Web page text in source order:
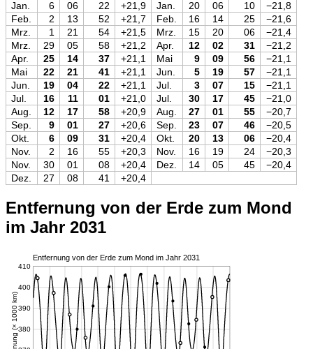
Jan.
6 06 22 +21,9 Jan. 20 06 10
−21,8
Feb.
2 13 52 +21,7 Feb. 16 14 25
−21,6
Mrz.
1 21 54 +21,5 Mrz. 15 20 06
−21,4
Mrz.
29 05 58 +21,2 Apr. 12 02 31
−21,2
Apr.
25 14 37 +21,1 Mai 9 09 56
−21,1
Mai
22 21 41 +21,1 Jun. 5 19 57
−21,1
Jun.
19 04 22 +21,1 Jul. 3 07 15
−21,1
Jul.
16 11 01 +21,0 Jul. 30 17 45
−21,0
Aug.
12 17 58 +20,9 Aug. 27 01 55
−20,7
Sep.
9 01 27 +20,6 Sep. 23 07 46
−20,5
Okt.
6 09 31 +20,4 Okt. 20 13 06
−20,4
Nov.
2 16 55 +20,3 Nov. 16 19 24
−20,3
Nov.
30 01 08 +20,4 Dez. 14 05 45
−20,4
Dez.
27 08 41 +20,4
Entfernung von der Erde zum Mond
im Jahr 2031